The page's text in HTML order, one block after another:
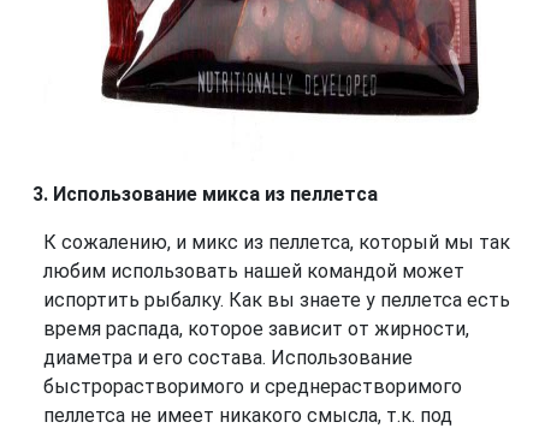
Использование микса из пеллетса
К сожалению, и микс из пеллетса, который мы так
любим использовать нашей командой может
испортить рыбалку. Как вы знаете у пеллетса есть
время распада, которое зависит от жирности,
диаметра и его состава. Использование
быстрорастворимого и среднерастворимого
пеллетса не имеет никакого смысла, т.к. под